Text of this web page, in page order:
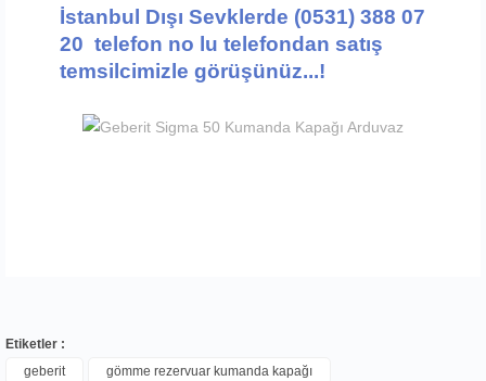
İstanbul Dışı Sevklerde (0531) 388 07
20 telefon no lu telefondan satış
temsilcimizle görüşünüz...!
Etiketler :
geberit
gömme rezervuar kumanda kapağı